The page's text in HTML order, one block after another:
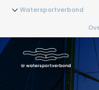
Watersportverbond